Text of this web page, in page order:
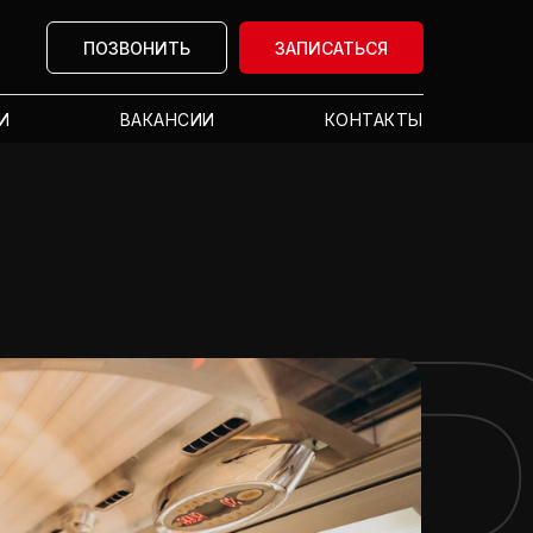
ПОЗВОНИТЬ ЗАПИСАТЬСЯ
ВАКАНСИИ КОНТАКТЫ